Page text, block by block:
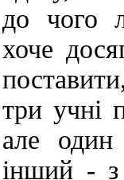
до чого
хоче
три учні
але
інший - з